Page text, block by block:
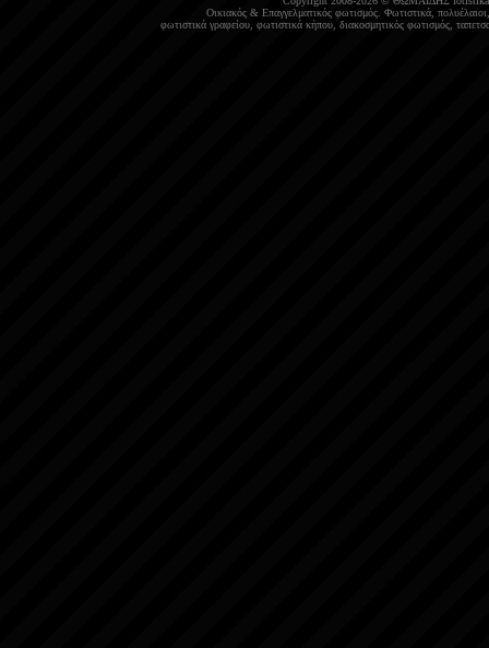
Οικιακός& Επαγγελματικός φωτισμός. Φωτιστικά, πολυέλαιοι
φωτιστικά γραφείου, φωτιστικά κήπου, διακοσμητικός φωτισμός,